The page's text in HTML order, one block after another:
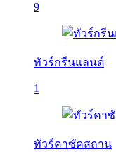
9
ทัวร์กรีนแลนด์
1
ทัวร์คาซัคสถาน